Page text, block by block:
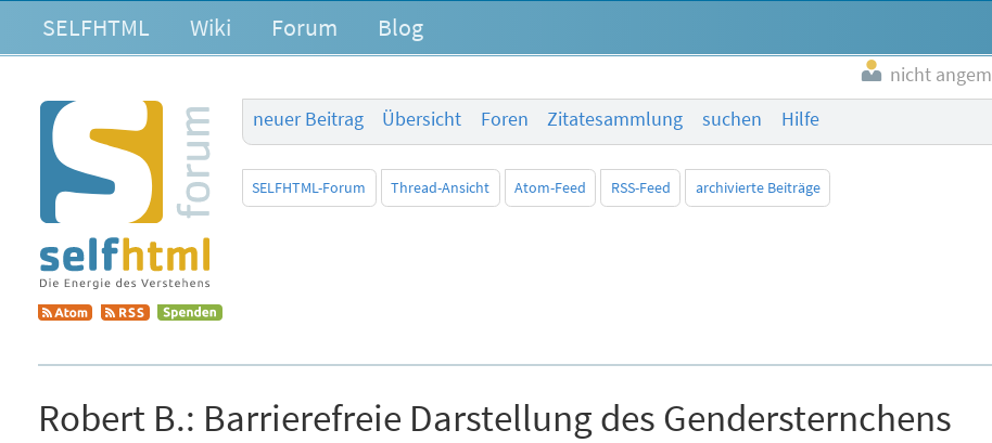
SELFHTML Wiki Forum Blog
nicht
neuer Beitrag
Übersicht Foren Zitatesammlung suchen Hilfe
SELFHTML-Forum Thread-Ansicht Atom-Feed RSS-Feed archivierte Beiträge
Robert B.: Barrierefreie Darstellung des Gendersternchens